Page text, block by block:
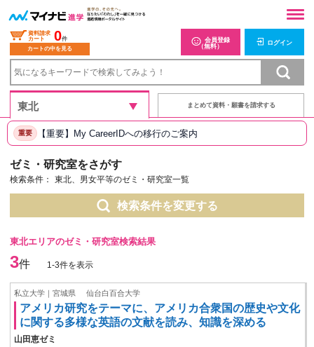
資料請求
カート
0件
カートの中を見る
会員登録
（無料）
ログイン
まとめて資料・願書を請求する
重要 【重要】My CareerIDへの移行のご案内
ゼミ・研究室をさがす
検索条件： 東北、男女平等のゼミ・研究室一覧
検索条件を変更する
東北エリアのゼミ・研究室検索結果
3件 1-3件を表示
私立大学｜宮城県 仙台白百合大学
アメリカ研究をテーマに、アメリカ合衆国の歴史や文化
に関する多様な英語の文献を読み、知識を深める
山田恵ゼミ